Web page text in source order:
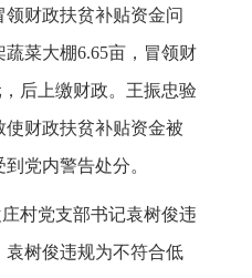
财政扶贫补贴资金问
菜大棚6.65亩，冒领财
后上缴财政。王振忠验
财政扶贫补贴资金被
党内警告处分。
村党支部书记袁树俊违
树俊违规为不符合低